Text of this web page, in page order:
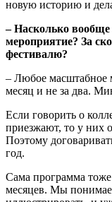
новую историю и
‒ Насколько вообще
мероприятие? За
фестивалю?
‒ Любое масштабное
месяц и не за два.
Если говорить о
приезжают, то у них
Поэтому
год.
Сама программа
месяцев. Мы